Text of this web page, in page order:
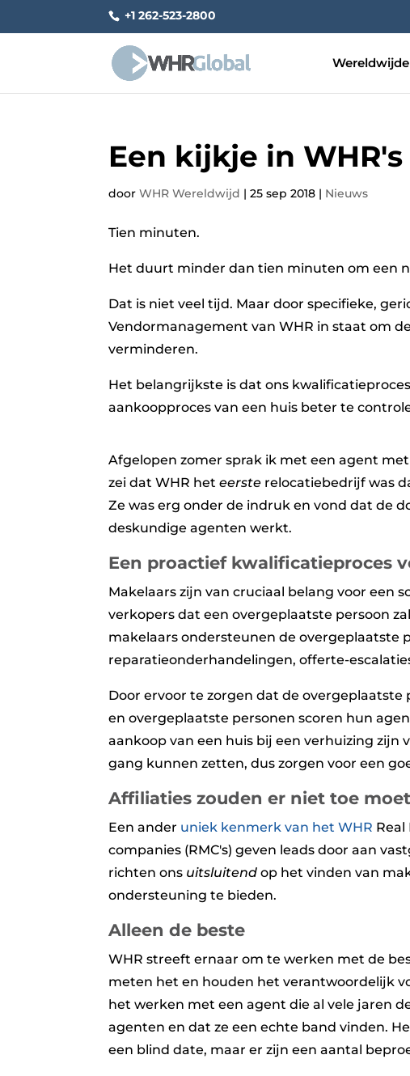
+1 262-523-2800
Een kijkje in
doorWHR Wereldwijd |25 sep 2018 | Nieuws
Tien minuten.
Het duurt minder dan tien minuten om een
Dat is niet veel tijd. Maar door specifieke,
Vendormanagement van WHR in staat om
verminderen.
Het belangrijkste is dat ons
aankoopproces van een huis beter te
Afgelopen zomer sprak ik met een agent
zei dat WHR heteerste relocatiebedrijf was
Ze was erg onder de indruk en vond dat de
deskundige agenten werkt.
Een proactief kwalificatieproces
Makelaars zijn van cruciaal belang voor een
verkopers dat een overgeplaatste persoon
makelaars ondersteunen de overgeplaatste
reparatieonderhandelingen, offerte-
Door ervoor te zorgen dat de
en overgeplaatste personen scoren hun
aankoop van een huis bij een verhuizing zijn
gang kunnen zetten, dus zorgen voor een
Affiliaties zouden er niet toe
Een ander uniek kenmerk van het WHR
companies (RMC's) geven leads door aan
richten ons uitsluitend op het vinden van
ondersteuning te bieden.
Alleen de beste
WHR streeft ernaar om te werken met de
meten het en houden het verantwoordelijk
het werken met een agent die al vele jaren
agenten en dat ze een echte band vinden.
een blind date, maar er zijn een aantal